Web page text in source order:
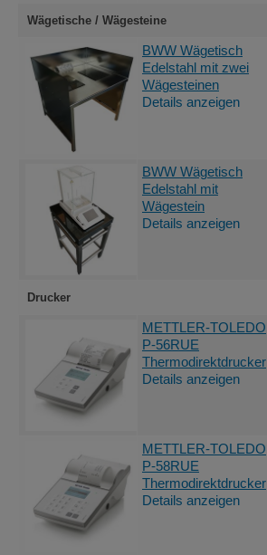
Wägetische / Wägesteine
BWW Wägetisch
Edelstahl mit zwei
Wägesteinen
Details anzeigen
BWW Wägetisch
Edelstahl mit
Wägestein
Details anzeigen
Drucker
METTLER-TOLEDO
P-56RUE
Thermodirektdrucker
Details anzeigen
METTLER-TOLEDO
P-58RUE
Thermodirektdrucker
Details anzeigen